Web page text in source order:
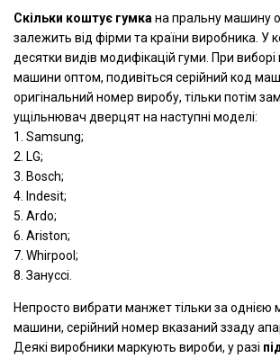
Скільки коштує гумкана пральну машину
залежить від фірми та країни виробника. У
десятки видів модифікацій гуми. При
машини оптом, подивіться серійний код
оригінальний номер виробу, тільки потім
ущільнювач дверцят на наступні моделі:
1. Samsung;
2. LG;
3. Bosch;
4. Indesit;
5. Ardo;
6. Ariston;
7. Whirpool;
8. Зануссі.
Непросто вибрати манжет тільки за
машини, серійний номер вказаний ззаду
Деякі виробники маркують вироби, у разі